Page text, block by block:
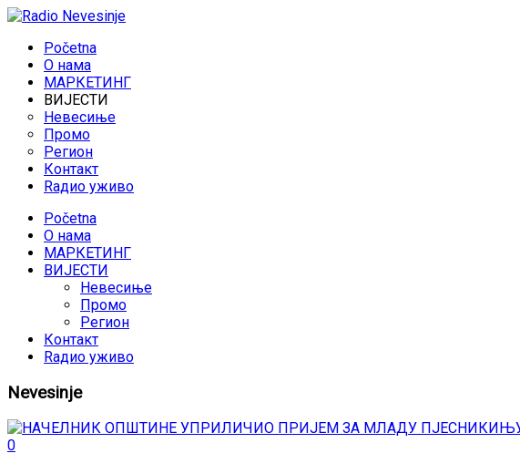
Početna
O нама
МАРКЕТИНГ
ВИЈЕСТИ
Невесиње
Промо
Регион
Контакт
Rадио уживо
Početna
O нама
МАРКЕТИНГ
ВИЈЕСТИ
Невесиње
Промо
Регион
Контакт
Rадио уживо
Nevesinje
0